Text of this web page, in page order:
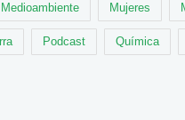
Medioambiente Mujeres
Podcast Química